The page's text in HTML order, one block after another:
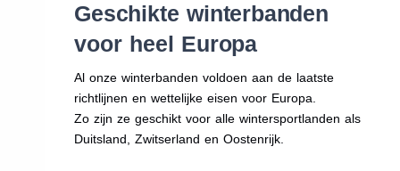
Geschikte winterbanden
voor heel Europa
Al onze winterbanden voldoen aan de laatste
richtlijnen en wettelijke eisen voor Europa.
Zo zijn ze geschikt voor alle wintersportlanden als
Duitsland, Zwitserland en Oostenrijk.